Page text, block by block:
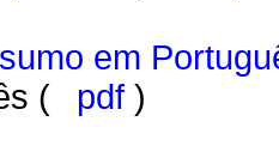
em
(
pdf )